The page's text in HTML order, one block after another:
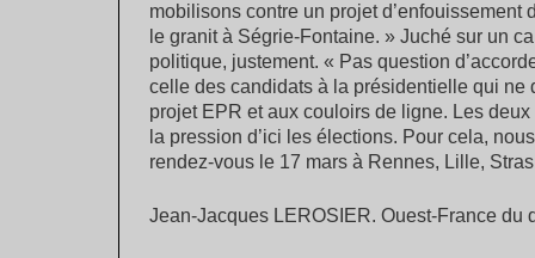
mobilisons contre un projet d’enfouissement
le granit à Ségrie-Fontaine. » Juché sur un
politique, justement. « Pas question
celle des candidats à la présidentielle qui ne
projet EPR et aux couloirs de ligne. Les
la pression d’ici les élections. Pour cela,
rendez-vous le 17 mars à Rennes, Lille,
Jean-Jacques LEROSIER. Ouest-France du